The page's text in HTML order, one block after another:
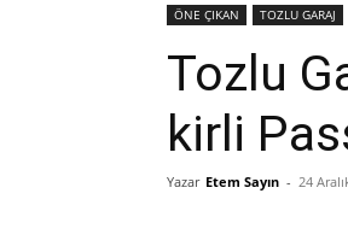
ÖNE ÇIKAN TOZLU GARAJ
Tozlu
kirli
Yazar Etem Sayın - 24